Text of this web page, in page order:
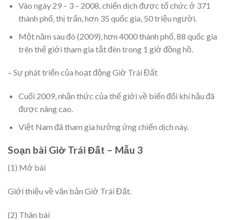
Vào ngày 29 – 3 – 2008, chiến dịch được tổ chức ở 371
thành phố, thị trấn, hơn 35 quốc gia, 50 triệu người.
Một năm sau đó (2009), hơn 4000 thành phố, 88 quốc gia
trên thế giới tham gia tắt đèn trong 1 giờ đồng hồ.
– Sự phát triển của hoạt động Giờ Trái Đất
Cuối 2009, nhận thức của thế giới về biến đổi khí hậu đã
được nâng cao.
Việt Nam đã tham gia hưởng ứng chiến dịch này.
Soạn bài Giờ Trái Đất – Mẫu 3
(1) Mở bài
Giới thiệu về văn bản Giờ Trái Đất.
(2) Thân bài